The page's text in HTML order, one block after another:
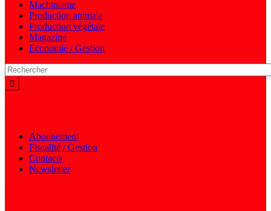
Machinisme
Production animale
Production végétale
Magazine
Economie / Gestion
Abonnement
Fiscalité / Gestion
Contacts
Newsletter